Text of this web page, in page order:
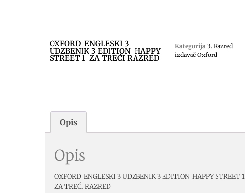
OXFORD ENGLESKI 3
UDZBENIK 3 EDITION HAPPY
STREET 1 ZA TREĆI RAZRED
Kategorija 3. Razred
izdavač Oxford
Opis
Opis
OXFORD ENGLESKI 3 UDZBENIK 3 EDITION HAPPY STREET 1
ZA TREĆI RAZRED